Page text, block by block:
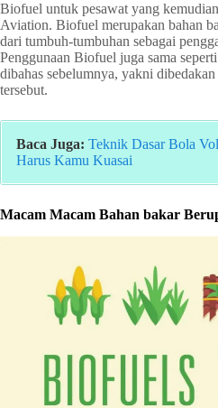
Biofuel untuk pesawat yang
Aviation. Biofuel merupakan bahan
dari tumbuh-tumbuhan sebagai
Penggunaan Biofuel juga sama
dibahas sebelumnya, yakni
tersebut.
Baca Juga: Teknik Dasar Bola
Harus Kamu Kuasai
Macam Macam Bahan bakar